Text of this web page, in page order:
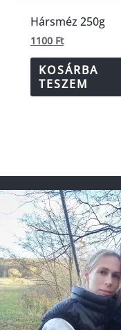
Hársméz 250g
1100 Ft
KOSÁRBA
TESZEM